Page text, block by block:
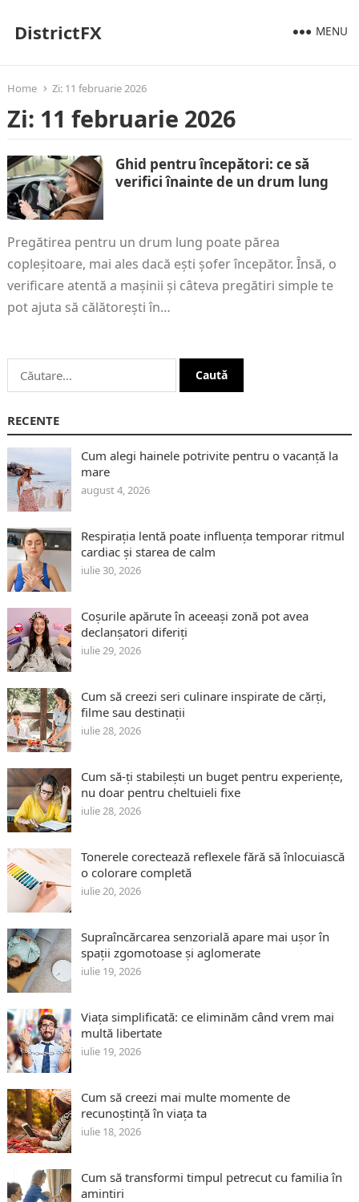
DistrictFX MENU
Home Zi: 11 februarie 2026
Zi: 11 februarie 2026
Ghid pentru începători: ce să
verifici înainte de un drum lung
Pregătirea pentru un drum lung poate părea
copleșitoare, mai ales dacă ești șofer începător. Însă, o
verificare atentă a mașinii și câteva pregătiri simple te
pot ajuta să călătorești în…
Caută
după:
RECENTE
Cum alegi hainele potrivite pentru o vacanță la
mare
august 4, 2026
Respirația lentă poate influența temporar ritmul
cardiac și starea de calm
iulie 30, 2026
Coșurile apărute în aceeași zonă pot avea
declanșatori diferiți
iulie 29, 2026
Cum să creezi seri culinare inspirate de cărți,
filme sau destinații
iulie 28, 2026
Cum să-ți stabilești un buget pentru experiențe,
nu doar pentru cheltuieli fixe
iulie 28, 2026
Tonerele corectează reflexele fără să înlocuiască
o colorare completă
iulie 20, 2026
Supraîncărcarea senzorială apare mai ușor în
spații zgomotoase și aglomerate
iulie 19, 2026
Viața simplificată: ce eliminăm când vrem mai
multă libertate
iulie 19, 2026
Cum să creezi mai multe momente de
recunoștință în viața ta
iulie 18, 2026
Cum să transformi timpul petrecut cu familia în
amintiri